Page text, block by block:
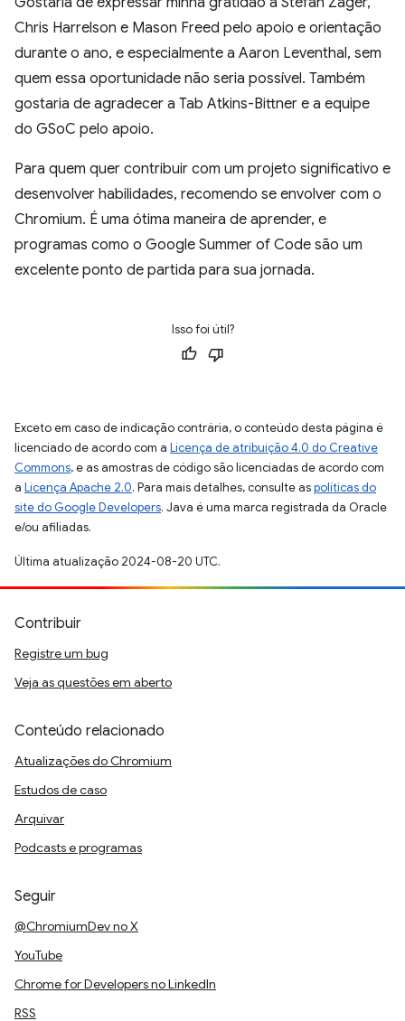
Chris Harrelson e Mason Freed pelo apoio e orientação
durante o ano, e especialmente a Aaron Leventhal, sem
quem essa oportunidade não seria possível. Também
gostaria de agradecer a Tab Atkins-Bittner e a equipe
do GSoC pelo apoio.
Para quem quer contribuir com um projeto significativo e
desenvolver habilidades, recomendo se envolver com o
Chromium. É uma ótima maneira de aprender, e
programas como o Google Summer of Code são um
excelente ponto de partida para sua jornada.
Isso foi útil?
Exceto em caso de indicação contrária, o conteúdo desta página é
licenciado de acordo com a Licença de atribuição 4.0 do Creative
Commons, e as amostras de código são licenciadas de acordo com
a Licença Apache 2.0. Para mais detalhes, consulte aspolíticas do
site do Google Developers. Java é uma marca registrada da Oracle
e/ou afiliadas.
Última atualização 2024-08-20 UTC.
Contribuir
Registre um bug
Veja as questões em aberto
Conteúdo relacionado
Atualizações do Chromium
Estudos de caso
Arquivar
Podcasts e programas
Seguir
@ChromiumDev no X
YouTube
Chrome for Developers no LinkedIn
RSS